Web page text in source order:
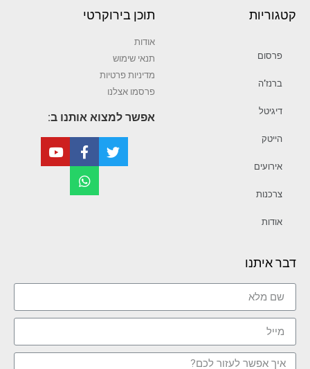
קטגוריות
פרסום
ברנז’ה
דיגיטל
הייטק
אירועים
צרכנות
אודות
תוכן בירוקרטי
אודות
תנאי שימוש
מדיניות פרטיות
פרסמו אצלנו
אפשר למצוא אותנו ב:
דבר איתנו